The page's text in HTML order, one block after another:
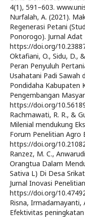
4(1), 591–603.
Nurfalah, A. (2021).
Regenerasi Petani
Ponorogo). Jurnal
https://doi.org/
Oktafiani, O., Sidu, D.,
Peran Penyuluh
Usahatani Padi Sawah
Pondidaha Kabupaten
Pengembangan
https://doi.org/
Rachmawati, R. R., &
Milenial mendukung
Forum Penelitian Agro
https://doi.org/
Ranzez, M. C.,
Orangtua Dalam
Sativa L) Di Desa
Jurnal Inovasi
https://doi.org/
Risna, Irmadamayanti,
Efektivitas